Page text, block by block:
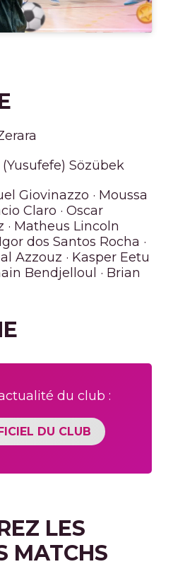
(Yusufefe) Sözübek
Giovinazzo · Moussa
Claro · Oscar
· Matheus Lincoln
Igor dos Santos Rocha ·
Azzouz · Kasper Eetu
Bendjelloul · Brian
du club :
DU CLUB
LES
MATCHS